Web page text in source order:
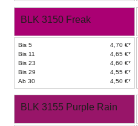
BLK 3150 Freak
Bis 5
4,70 €*
Bis 11
4,65 €*
Bis 23
4,60 €*
Bis 29
4,55 €*
Ab 30
4,50 €*
BLK 3155 Purple Rain